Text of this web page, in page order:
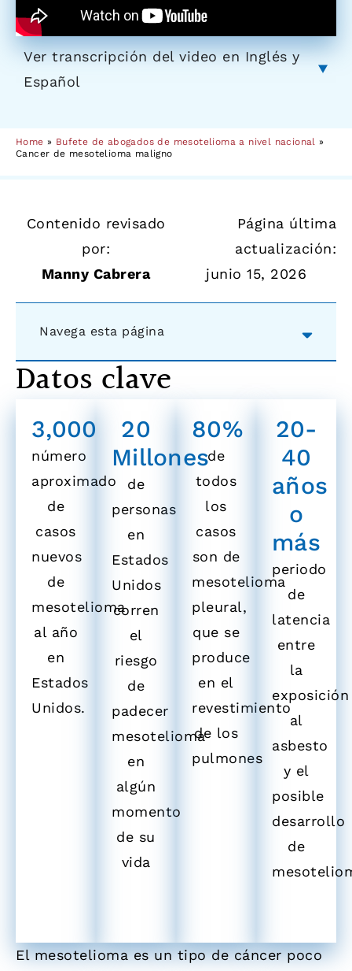
Ver transcripción del video en Inglés y
Español
Home » Bufete de abogados de mesotelioma a nivel nacional »
Cancer de mesotelioma maligno
Contenido revisado
por:
Manny Cabrera
Página última
actualización:
junio 15, 2026
Navega esta página
Datos clave
3,000
número
aproximado
de
casos
nuevos
de
mesotelioma
al año
en
Estados
Unidos.
20
Millones
de
personas
en
Estados
Unidos
corren
el
riesgo
de
padecer
mesotelioma
en
algún
momento
de su
vida
80%
de
todos
los
casos
son de
mesotelioma
pleural,
que se
produce
en el
revestimiento
de los
pulmones
20-
40
años
o
más
periodo
de
latencia
entre
la
exposición
al
asbesto
y el
posible
desarrollo
de
El mesotelioma es un tipo de cáncer poco